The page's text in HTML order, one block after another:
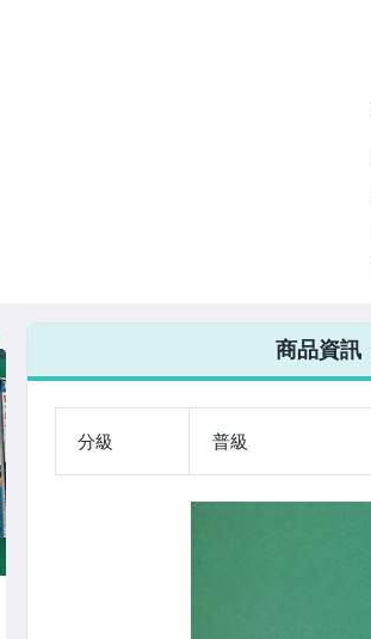
商品資訊
分級 普級